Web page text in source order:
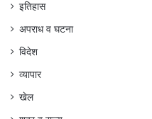
इतिहास
अपराध व घटना
विदेश
व्यापार
खेल